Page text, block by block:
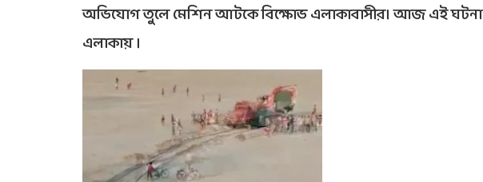
অভিযোগ তুলে মেশিন আটকে বিক্ষোভ এলাকাবাসীর। আজ এই ঘটনা
এলাকায় ।